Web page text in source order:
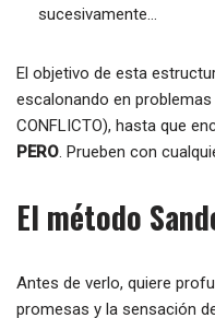
sucesivamente…
El objetivo de esta
escalonando en problemas
CONFLICTO), hasta que
PERO. Prueben con
El método
Antes de verlo, quiere
promesas y la sensación